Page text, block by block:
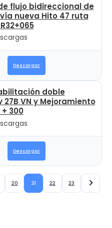
flujo bidireccional de
nueva Hito 47 ruta
Descargar
doble
VN y Mejoramiento
+ 300
Descargar
20 21 22 23